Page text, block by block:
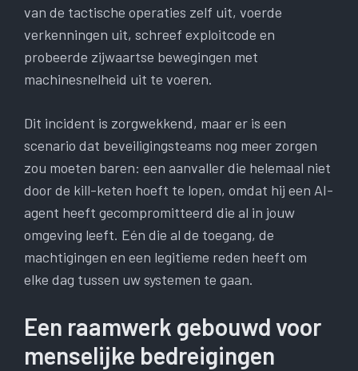
van de tactische operaties zelf uit, voerde
verkenningen uit, schreef exploitcode en
probeerde zijwaartse bewegingen met
machinesnelheid uit te voeren.
Dit incident is zorgwekkend, maar er is een
scenario dat beveiligingsteams nog meer zorgen
zou moeten baren: een aanvaller die helemaal niet
door de kill-keten hoeft te lopen, omdat hij een AI-
agent heeft gecompromitteerd die al in jouw
omgeving leeft. Eén die al de toegang, de
machtigingen en een legitieme reden heeft om
elke dag tussen uw systemen te gaan.
Een raamwerk gebouwd voor
menselijke bedreigingen